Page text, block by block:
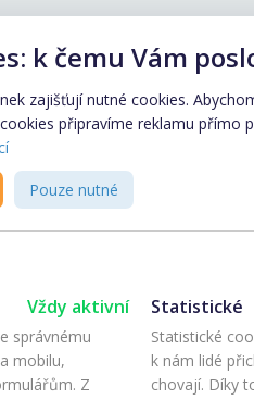
k čemu Vám
zajišťují nutné cookies.
připravíme reklamu přímo
Pouze nutné
Vždy aktivní
správnému
mobilu,
Z
Statistické
Statistické
k nám lidé
chovají. Díky